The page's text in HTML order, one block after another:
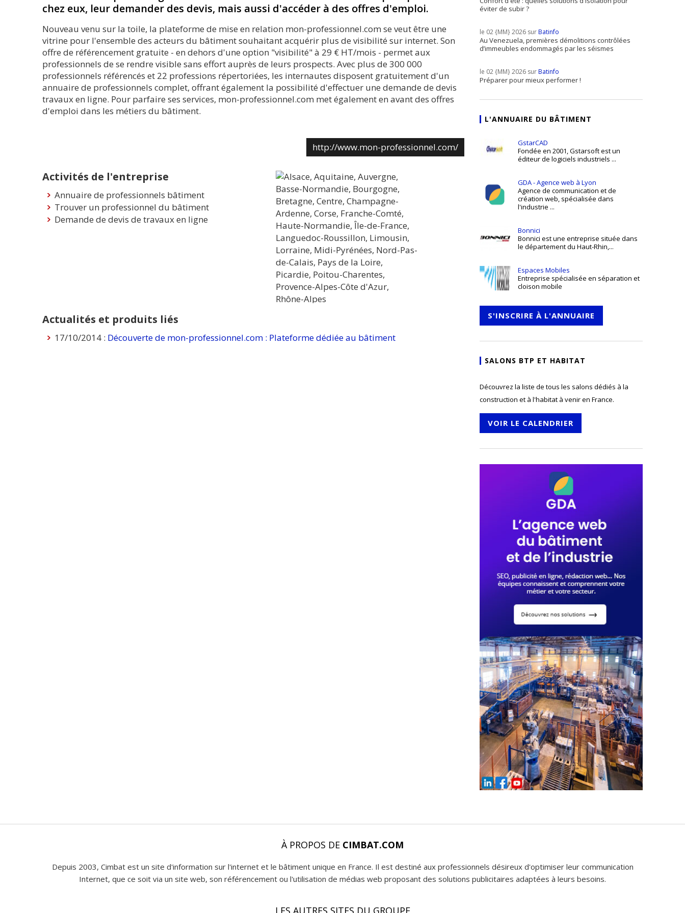
chez eux, leur demander des devis, mais aussi d'accéder à des offres d'emploi.
Nouveau venu sur la toile, la plateforme de mise en relation mon-professionnel.com se veut être une
vitrine pour l'ensemble des acteurs du bâtiment souhaitant acquérir plus de visibilité sur internet. Son
offre de référencement gratuite - en dehors d'une option "visibilité" à 29 € HT/mois - permet aux
professionnels de se rendre visible sans effort auprès de leurs prospects. Avec plus de 300 000
professionnels référencés et 22 professions répertoriées, les internautes disposent gratuitement d'un
annuaire de professionnels complet, offrant également la possibilité d'effectuer une demande de devis
travaux en ligne. Pour parfaire ses services, mon-professionnel.com met également en avant des offres
d'emploi dans les métiers du bâtiment.
http://www.mon-professionnel.com/
Activités de l'entreprise
Annuaire de professionnels bâtiment
Trouver un professionnel du bâtiment
Demande de devis de travaux en ligne
Actualités et produits liés
17/10/2014 : Découverte de mon-professionnel.com : Plateforme dédiée au bâtiment
éviter de subir ?
le 02 {MM} 2026 surBatinfo
Au Venezuela, premières démolitions contrôlées
d’immeubles endommagés par les séismes
le 02 {MM} 2026 surBatinfo
Préparer pour mieux performer !
L'ANNUAIRE DU BÂTIMENT
GstarCAD
Fondée en 2001, Gstarsoft est un
éditeur de logiciels industriels ...
GDA - Agence web à Lyon
Agence de communication et de
création web, spécialisée dans
l'industrie ...
Bonnici
Bonnici est une entreprise située dans
le département du Haut-Rhin,...
Espaces Mobiles
Entreprise spécialisée en séparation et
cloison mobile
S'INSCRIRE À L'ANNUAIRE
SALONS BTP ET HABITAT
Découvrez la liste de tous les salons dédiés à la
construction et à l'habitat à venir en France.
VOIR LE CALENDRIER
À PROPOS DE CIMBAT.COM
Depuis 2003, Cimbat est un site d'information sur l'internet et le bâtiment unique en France. Il est destiné aux professionnels désireux d'optimiser leur communication
Internet, que ce soit via un site web, son référencement ou l'utilisation de médias web proposant des solutions publicitaires adaptées à leurs besoins.
LES AUTRES SITES DU GROUPE